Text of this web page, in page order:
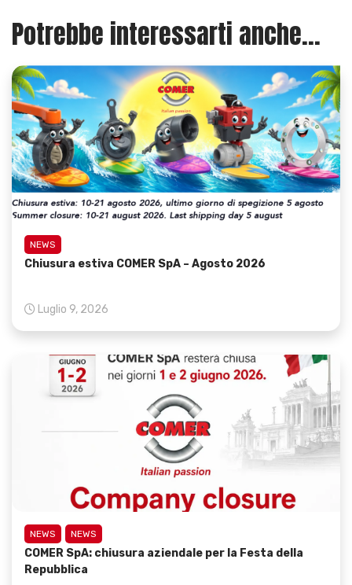
Potrebbe interessarti anche...
NEWS
Chiusura estiva COMER SpA – Agosto 2026
Luglio 9, 2026
NEWS NEWS
COMER SpA: chiusura aziendale per la Festa della
Repubblica